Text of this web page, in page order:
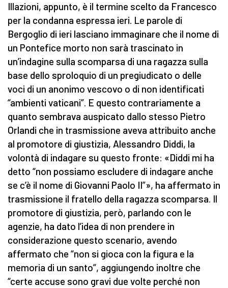
Illazioni, appunto, è il termine scelto da Francesco
per la condanna espressa ieri. Le parole di
Bergoglio di ieri lasciano immaginare che il nome di
un Pontefice morto non sarà trascinato in
un’indagine sulla scomparsa di una ragazza sulla
base dello sproloquio di un pregiudicato o delle
voci di un anonimo vescovo o di non identificati
“ambienti vaticani”. E questo contrariamente a
quanto sembrava auspicato dallo stesso Pietro
Orlandi che in trasmissione aveva attribuito anche
al promotore di giustizia, Alessandro Diddi, la
volontà di indagare su questo fronte: «Diddi mi ha
detto “non possiamo escludere di indagare anche
se c’è il nome di Giovanni Paolo II”», ha affermato in
trasmissione il fratello della ragazza scomparsa. Il
promotore di giustizia, però, parlando con le
agenzie, ha dato l’idea di non prendere in
considerazione questo scenario, avendo
affermato che “non si gioca con la figura e la
memoria di un santo”, aggiungendo inoltre che
“certe accuse sono gravi due volte perché non